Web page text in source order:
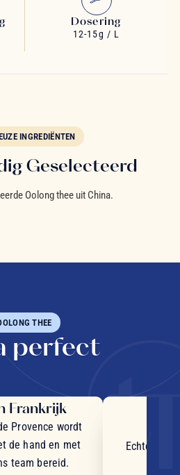
Dosering
12-15g / L
INGREDIËNTEN
Geselecteerd
Oolong thee uit China.
THEE
perfect
Frankrijk
Provence wordt
de hand en met
team bereid.
Echte